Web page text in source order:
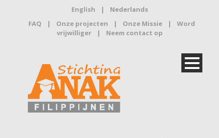
English |
Nederlands
FAQ
| Onze projecten | Onze Missie |
Word
vrijwilliger
| Neem contact op